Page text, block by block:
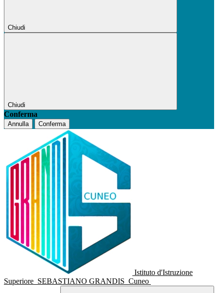
Chiudi
Chiudi
Conferma
Annulla Conferma
Istituto d'Istruzione
Superiore SEBASTIANO GRANDIS Cuneo